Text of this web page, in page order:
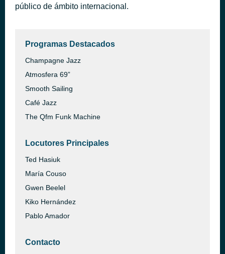
público de ámbito internacional.
Programas Destacados
Champagne Jazz
Atmosfera 69”
Smooth Sailing
Café Jazz
The Qfm Funk Machine
Locutores Principales
Ted Hasiuk
María Couso
Gwen Beelel
Kiko Hernández
Pablo Amador
Contacto